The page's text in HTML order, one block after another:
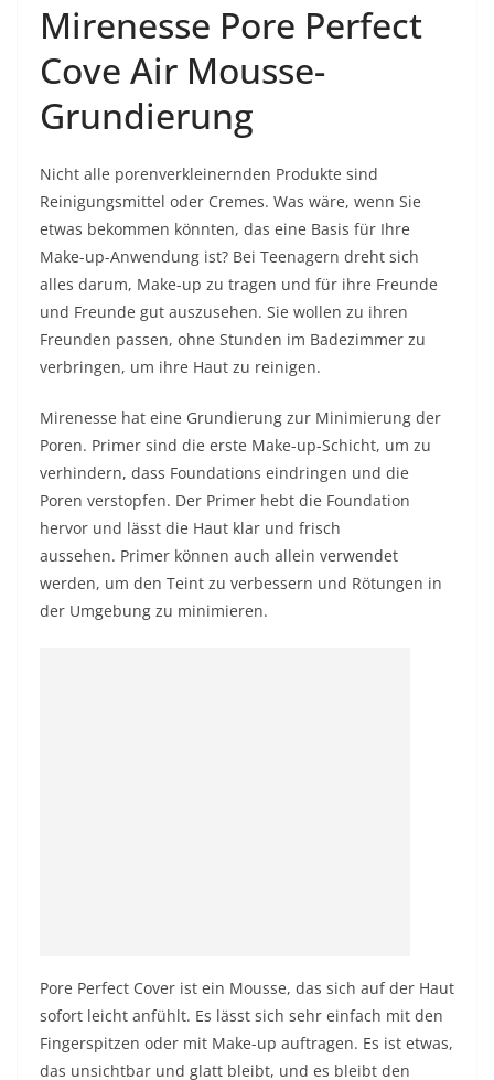
Mirenesse Pore Perfect
Cove Air Mousse-
Grundierung
Nicht alle porenverkleinernden Produkte sind
Reinigungsmittel oder Cremes. Was wäre, wenn Sie
etwas bekommen könnten, das eine Basis für Ihre
Make-up-Anwendung ist? Bei Teenagern dreht sich
alles darum, Make-up zu tragen und für ihre Freunde
und Freunde gut auszusehen. Sie wollen zu ihren
Freunden passen, ohne Stunden im Badezimmer zu
verbringen, um ihre Haut zu reinigen.
Mirenesse hat eine Grundierung zur Minimierung der
Poren. Primer sind die erste Make-up-Schicht, um zu
verhindern, dass Foundations eindringen und die
Poren verstopfen. Der Primer hebt die Foundation
hervor und lässt die Haut klar und frisch
aussehen. Primer können auch allein verwendet
werden, um den Teint zu verbessern und Rötungen in
der Umgebung zu minimieren.
Pore ​​Perfect Cover ist ein Mousse, das sich auf der Haut
sofort leicht anfühlt. Es lässt sich sehr einfach mit den
Fingerspitzen oder mit Make-up auftragen. Es ist etwas,
das unsichtbar und glatt bleibt, und es bleibt den